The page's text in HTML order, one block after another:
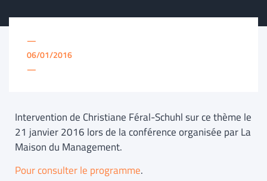
—
06/01/2016
—
Intervention de Christiane Féral-Schuhl sur ce thème le
21 janvier 2016 lors de la conférence organisée par La
Maison du Management.
Pour consulter le programme.